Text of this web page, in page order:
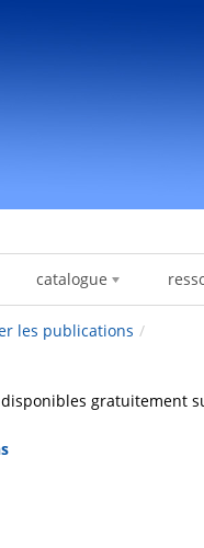
catalogue
les publications /
gratuitement